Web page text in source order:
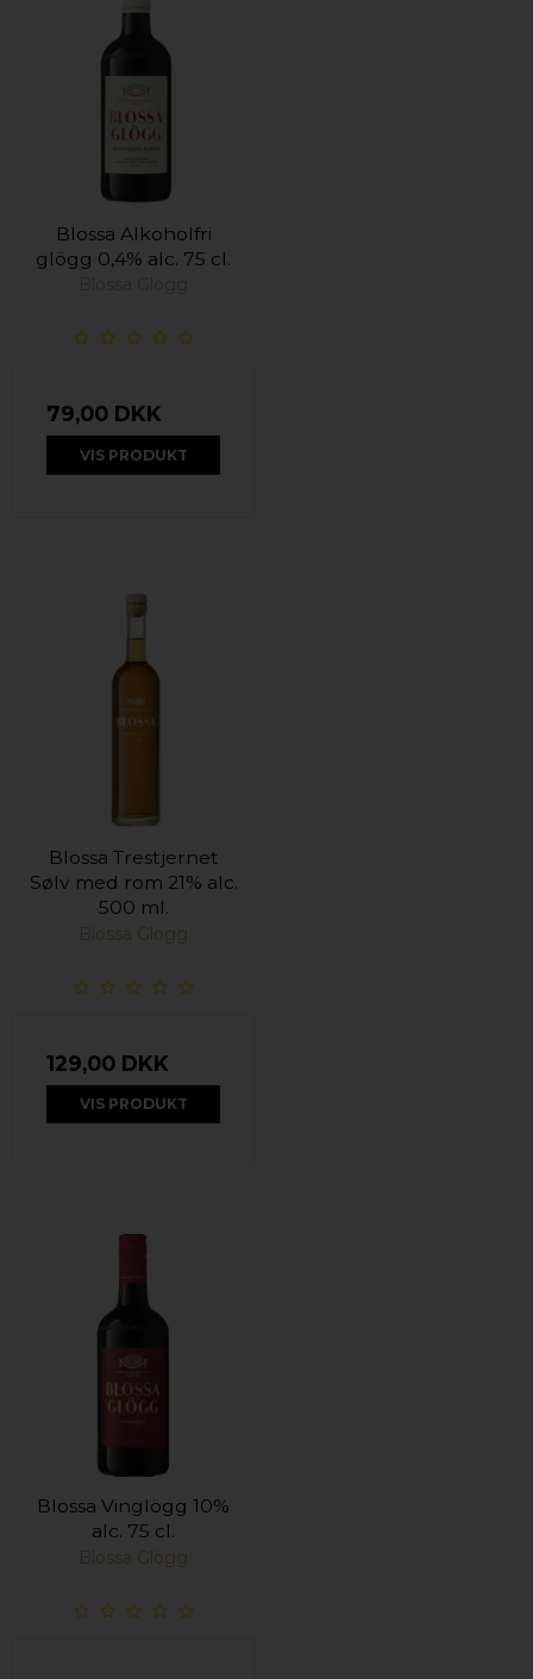
Blossa Alkoholfri
glögg 0,4% alc. 75 cl.
Blossa Glögg
79,00 DKK
VIS PRODUKT
Blossa Trestjernet
Sølv med rom 21% alc.
500 ml.
Blossa Glögg
129,00 DKK
VIS PRODUKT
Blossa Vinglögg 10%
alc. 75 cl.
Blossa Glögg